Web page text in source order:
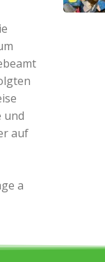
und
auf
a